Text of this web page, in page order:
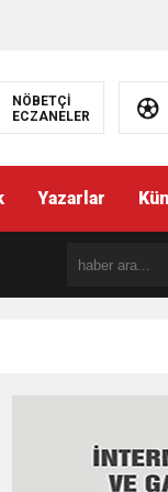
NÖBETÇİ
ECZANELER
Yazarlar